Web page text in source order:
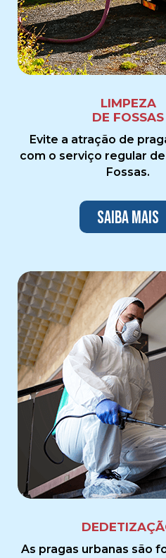
LIMPEZA
DE FOSSAS
Evite a atração de
com o serviço regular
Fossas.
Saiba mais
As pragas urbanas são